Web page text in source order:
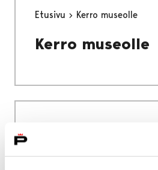
Etusivu Kerro museolle
Kerro museolle
Museon lausunnot Pomarkku